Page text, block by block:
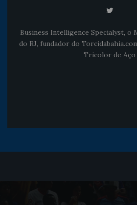
Business Intelligence Specialyst, o
do RJ, fundador do
Tricolor de Aço